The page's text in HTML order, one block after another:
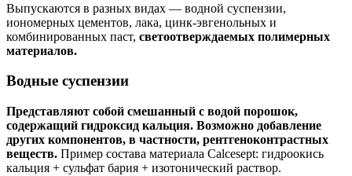
Выпускаются в разных видах ― водной суспензии,
иономерных цементов, лака, цинк-эвгенольных и
комбинированных паст, светоотверждаемых полимерных
материалов.
Водные суспензии
Представляют собой смешанный с водой порошок,
содержащий гидроксид кальция. Возможно добавление
других компонентов, в частности, рентгеноконтрастных
веществ. Пример состава материала Calcesept: гидроокись
кальция + сульфат бария + изотонический раствор.